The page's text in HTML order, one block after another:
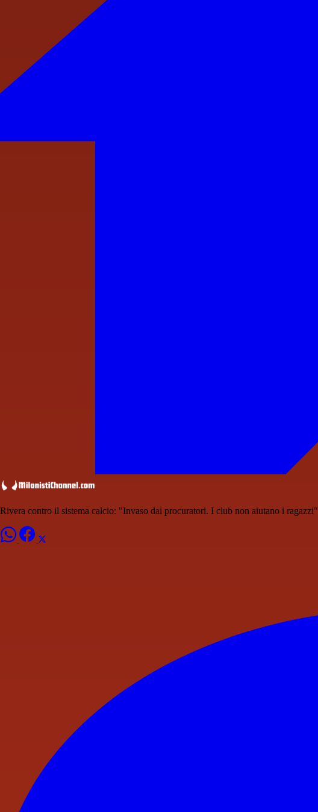
Rivera contro il sistema calcio: "Invaso dai procuratori. I club non aiutano i ragazzi"